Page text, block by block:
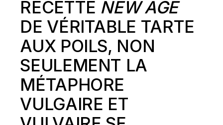
RECETTE NEW AGE
DE VÉRITABLE TARTE
AUX POILS, NON
SEULEMENT LA
MÉTAPHORE
VULGAIRE ET